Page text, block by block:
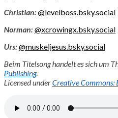
Christian:@levelboss.bsky.social
Norman:@xcrowingx.bsky.social
Urs:@muskeljesus.bsky.social
Beim Titelsong handelt es sich um
Publishing.
Licensed underCreative